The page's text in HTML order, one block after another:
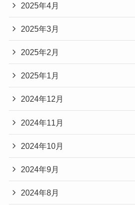
2025年4月
2025年3月
2025年2月
2025年1月
2024年12月
2024年11月
2024年10月
2024年9月
2024年8月